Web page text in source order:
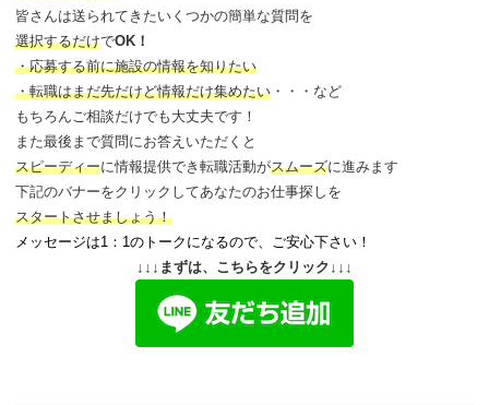
皆さんは送られてきたいくつかの簡単な質問を
選択するだけでOK！
・応募する前に施設の情報を知りたい
・転職はまだ先だけど情報だけ集めたい ・・・など
もちろんご相談だけでも大丈夫です！
また最後まで質問にお答えいただくと
スピーディーに情報提供でき転職活動がスムーズに進みます
下記のバナーをクリックしてあなたのお仕事探しを
スタートさせましょう！
メッセージは1：1のトークになるので、ご安心下さい！
↓↓↓まずは、こちらをクリック↓↓↓